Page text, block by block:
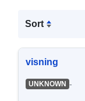
Sort
visning
UNKNOWN -